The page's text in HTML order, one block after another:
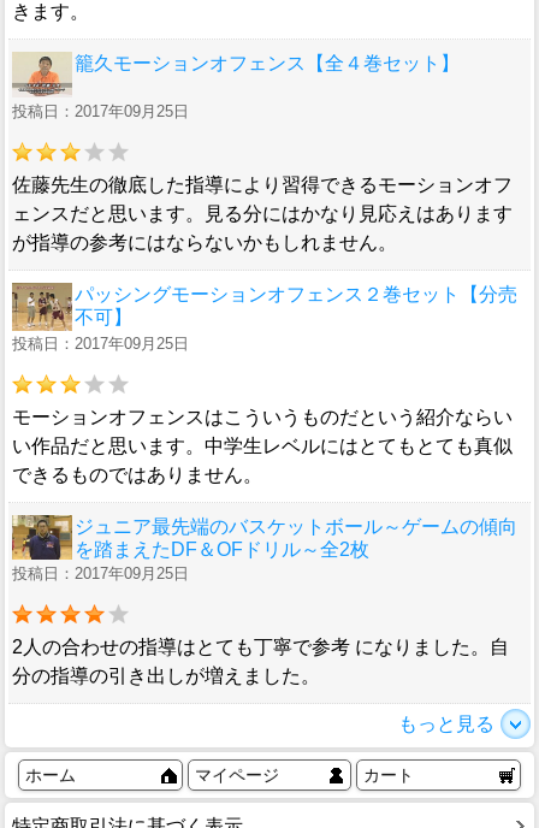
きます。
籠久モーションオフェンス【全４巻セット】
投稿日：2017年09月25日
佐藤先生の徹底した指導により習得できるモーションオフ
ェンスだと思います。見る分にはかなり見応えはあります
が指導の参考にはならないかもしれません。
パッシングモーションオフェンス２巻セット【分売
不可】
投稿日：2017年09月25日
モーションオフェンスはこういうものだという紹介ならい
い作品だと思います。中学生レベルにはとてもとても真似
できるものではありません。
ジュニア最先端のバスケットボール～ゲームの傾向
を踏まえたDF＆OFドリル～全2枚
投稿日：2017年09月25日
2人の合わせの指導はとても丁寧で参考 になりました。自
分の指導の引き出しが増えました。
もっと見る
ホーム マイページ カート